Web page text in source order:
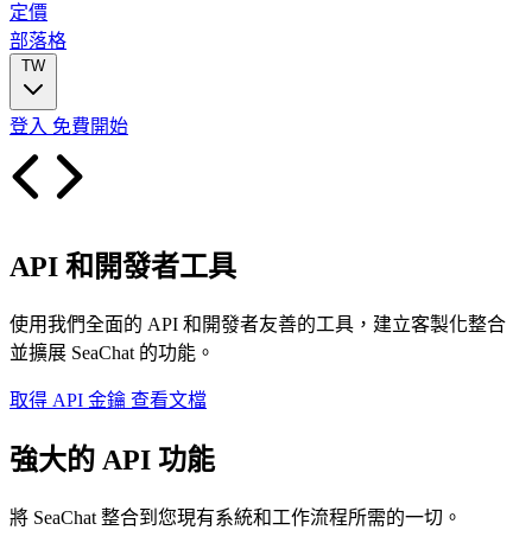
定價
部落格
TW
登入 免費開始
API 和開發者工具
使用我們全面的 API 和開發者友善的工具，建立客製化整合
並擴展 SeaChat 的功能。
取得 API 金鑰 查看文檔
強大的 API 功能
將 SeaChat 整合到您現有系統和工作流程所需的一切。